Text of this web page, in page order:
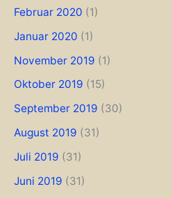
Februar 2020 (1)
Januar 2020 (1)
November 2019 (1)
Oktober 2019 (15)
September 2019 (30)
August 2019 (31)
Juli 2019 (31)
Juni 2019 (31)